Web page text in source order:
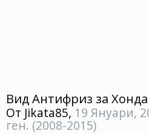
Вид Антифриз за
От Jikata85, 19 Януари,
ген. (2008-2015)